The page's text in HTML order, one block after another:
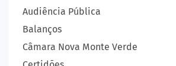
Audiência Pública
Balanços
Câmara Nova Monte Verde